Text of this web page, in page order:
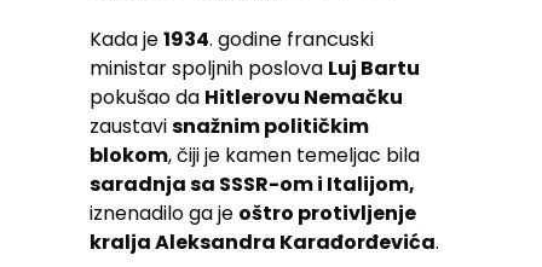
Kada je1934. godine francuski
ministar spoljnih poslova Luj Bartu
pokušao da Hitlerovu Nemačku
zaustavisnažnim političkim
blokom, čiji je kamen temeljac bila
saradnja sa SSSR-om i Italijom,
iznenadilo ga je oštro protivljenje
kralja Aleksandra Karađorđevića.